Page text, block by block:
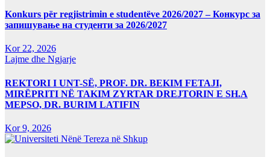
Konkurs për regjistrimin e studentëve 2026/2027 – Конкурс за
запишување на студенти за 2026/2027
Kor 22, 2026
Lajme dhe Ngjarje
REKTORI I UNT-SË, PROF. DR. BEKIM FETAJI,
MIRËPRITI NË TAKIM ZYRTAR DREJTORIN E SH.A
MEPSO, DR. BURIM LATIFIN
Kor 9, 2026